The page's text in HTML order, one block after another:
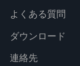
よくある質問
ダウンロード
連絡先